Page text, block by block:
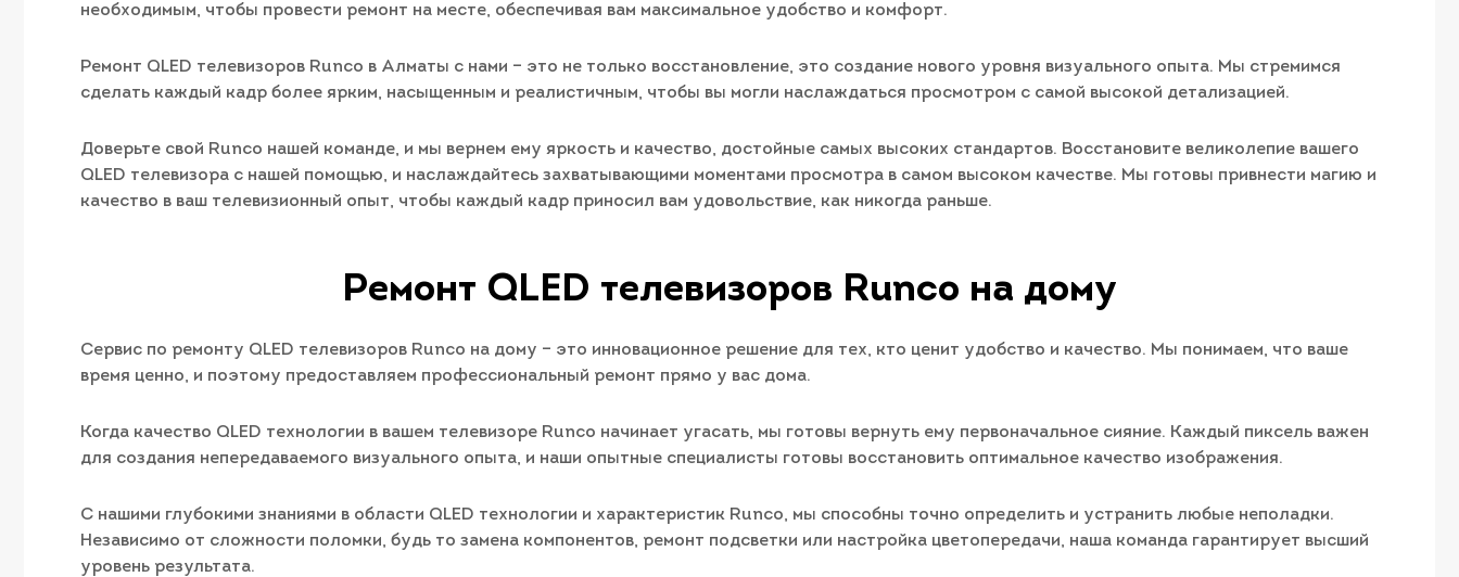
необходимым, чтобы провести ремонт на месте, обеспечивая вам максимальное удобство и комфорт.
Ремонт QLED телевизоров Runco в Алматы с нами – это не только восстановление, это создание нового уровня визуального опыта. Мы стремимся
сделать каждый кадр более ярким, насыщенным и реалистичным, чтобы вы могли наслаждаться просмотром с самой высокой детализацией.
Доверьте свой Runco нашей команде, и мы вернем ему яркость и качество, достойные самых высоких стандартов. Восстановите великолепие вашего
QLED телевизора с нашей помощью, и наслаждайтесь захватывающими моментами просмотра в самом высоком качестве. Мы готовы привнести магию и
качество в ваш телевизионный опыт, чтобы каждый кадр приносил вам удовольствие, как никогда раньше.
Ремонт QLED телевизоров Runco на дому
Сервис по ремонту QLED телевизоров Runco на дому – это инновационное решение для тех, кто ценит удобство и качество. Мы понимаем, что ваше
время ценно, и поэтому предоставляем профессиональный ремонт прямо у вас дома.
Когда качество QLED технологии в вашем телевизоре Runco начинает угасать, мы готовы вернуть ему первоначальное сияние. Каждый пиксель важен
для создания непередаваемого визуального опыта, и наши опытные специалисты готовы восстановить оптимальное качество изображения.
С нашими глубокими знаниями в области QLED технологии и характеристик Runco, мы способны точно определить и устранить любые неполадки.
Независимо от сложности поломки, будь то замена компонентов, ремонт подсветки или настройка цветопередачи, наша команда гарантирует высший
уровень результата.